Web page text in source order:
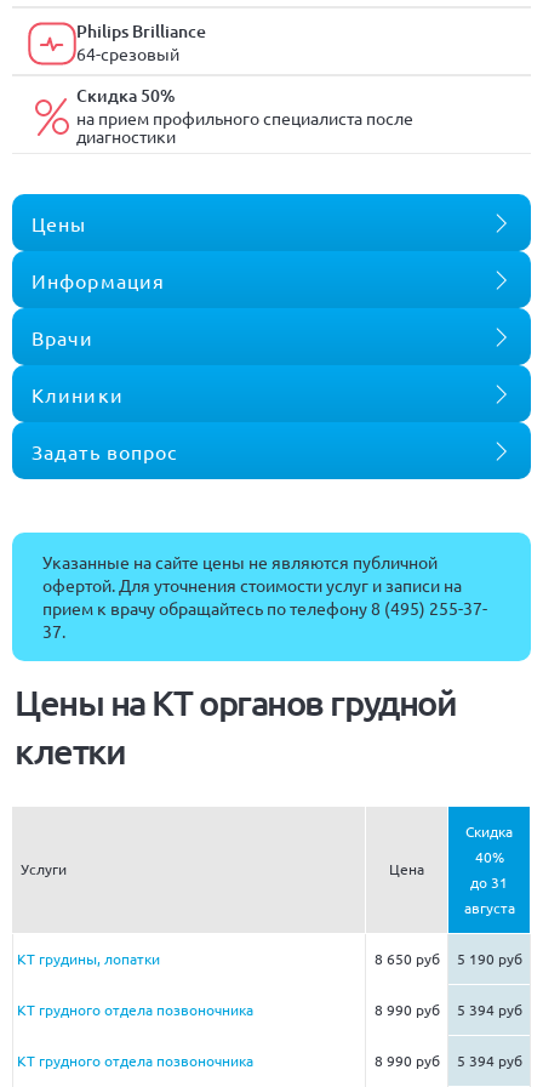
Philips Brilliance
64-срезовый
Скидка 50%
на прием профильного специалиста после
диагностики
Цены
Информация
Врачи
Клиники
Задать вопрос
Указанные на сайте цены не являются публичной
офертой. Для уточнения стоимости услуг и записи на
прием к врачу обращайтесь по телефону8 (495) 255-37-
37.
Цены на КТ органов грудной
клетки
Услуги Цена
Скидка
40%
до 31
августа
КТ грудины, лопатки 8 650 руб 5 190 руб
КТ грудного отдела позвоночника 8 990 руб 5 394 руб
КТ грудного отдела позвоночника 8 990 руб 5 394 руб